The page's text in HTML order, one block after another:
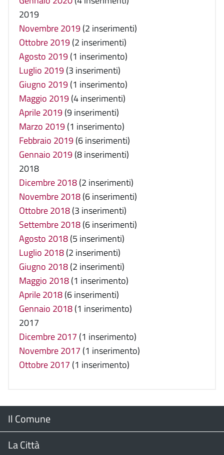
2019
Novembre 2019(2 inserimenti)
Ottobre 2019(2 inserimenti)
Agosto 2019(1 inserimento)
Luglio 2019(3 inserimenti)
Giugno 2019(1 inserimento)
Maggio 2019(4 inserimenti)
Aprile 2019(9 inserimenti)
Marzo 2019(1 inserimento)
Febbraio 2019(6 inserimenti)
Gennaio 2019(8 inserimenti)
2018
Dicembre 2018(2 inserimenti)
Novembre 2018(6 inserimenti)
Ottobre 2018(3 inserimenti)
Settembre 2018(6 inserimenti)
Agosto 2018(5 inserimenti)
Luglio 2018(2 inserimenti)
Giugno 2018(2 inserimenti)
Maggio 2018(1 inserimento)
Aprile 2018(6 inserimenti)
Gennaio 2018(1 inserimento)
2017
Dicembre 2017 (1 inserimento)
Novembre 2017 (1 inserimento)
Ottobre 2017 (1 inserimento)
Menu
Footer
Il Comune
Il Sindaco
La Città